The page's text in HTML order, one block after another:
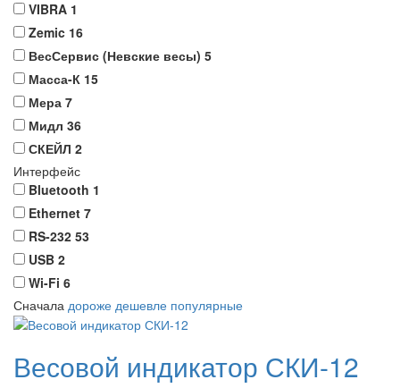
VIBRA 1
Zemic 16
ВесСервис (Невские весы) 5
Масса-К 15
Мера 7
Мидл 36
СКЕЙЛ 2
Интерфейс
Bluetooth 1
Ethernet 7
RS-232 53
USB 2
Wi-Fi 6
Сначала дороже дешевле популярные
Весовой индикатор СКИ-12